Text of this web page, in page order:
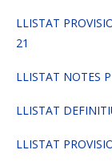
LLISTAT
21
LLISTAT NOTES
LLISTAT
LLISTAT